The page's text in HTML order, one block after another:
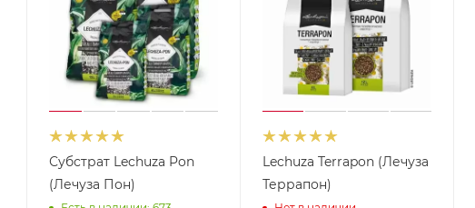
Субстрат Lechuza Pon
(Лечуза Пон)
Lechuza Terrapon (Лечуза
Террапон)